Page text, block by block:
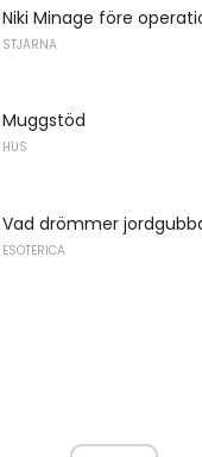
Niki Minage före
STJÄRNA
Muggstöd
HUS
Vad drömmer
ESOTERICA